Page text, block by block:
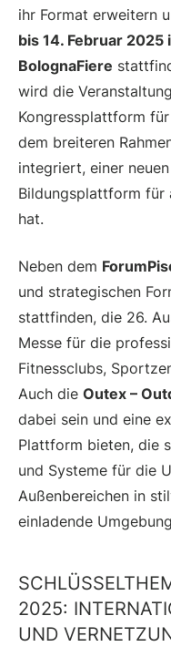
ihr Format erweitern
bis 14. Februar 2025
BolognaFiere
wird die
Kongressplattform
dem breiteren
integriert, einer
Bildungsplattform für
hat.
Neben dem
und strategischen
stattfinden, die 26.
Messe für die
Fitnessclubs,
Auch die Outex –
dabei sein und eine
Plattform bieten, die
und Systeme für die
Außenbereichen in
einladende
2025:
UND